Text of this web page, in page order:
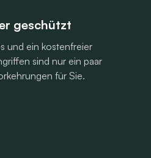
geschützt
und ein kostenfreier
sind nur ein paar
für Sie.